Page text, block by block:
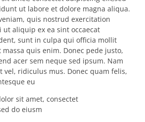
ut labore et dolore magna aliqua.
quis nostrud exercitation
aliquip ex ea sint occaecat
sunt in culpa qui officia mollit
quis enim. Donec pede justo,
acer sem neque sed ipsum. Nam
vel, ridiculus mus. Donec quam felis,
eu
sit amet, consectet
do eiusm